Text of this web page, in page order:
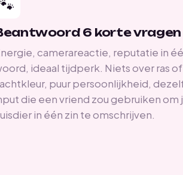
🐾
6 korte vragen
camerareactie, reputatie in
ideaal tijdperk. Niets over ras of
puur persoonlijkheid,
die een vriend zou gebruiken om
in één zin te omschrijven.